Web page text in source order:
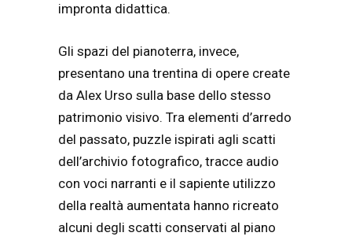
impronta didattica.
Gli spazi del pianoterra, invece,
presentano una trentina di opere create
da Alex Urso sulla base dello stesso
patrimonio visivo. Tra elementi d’arredo
del passato, puzzle ispirati agli scatti
dell’archivio fotografico, tracce audio
con voci narranti e il sapiente utilizzo
della realtà aumentata hanno ricreato
alcuni degli scatti conservati al piano